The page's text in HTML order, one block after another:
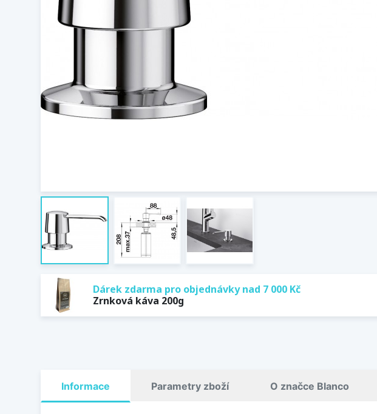
Dárek zdarma pro objednávky nad 7 000 Kč
Zrnková káva 200g
Informace Parametry zboží O značce Blanco